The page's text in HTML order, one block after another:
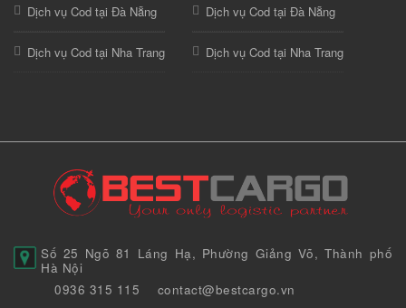
Dịch vụ Cod tại Đà Nẵng
Dịch vụ Cod tại Nha Trang
Dịch vụ Cod tại Đà Nẵng
Dịch vụ Cod tại Nha Trang
Số 25 Ngõ 81 Láng Hạ, Phường Giảng Võ, Thành phố
Hà Nội
0936 315 115
contact@bestcargo.vn